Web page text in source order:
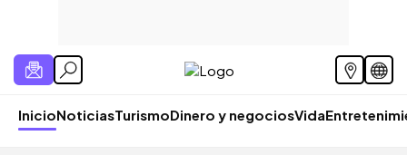
InicioNoticiasTurismoDinero y negociosVida